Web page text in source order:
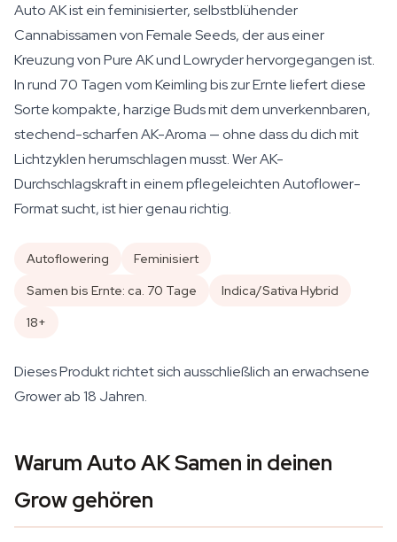
Auto AK ist ein feminisierter, selbstblühender
Cannabissamen von Female Seeds, der aus einer
Kreuzung von Pure AK und Lowryder hervorgegangen ist.
In rund 70 Tagen vom Keimling bis zur Ernte liefert diese
Sorte kompakte, harzige Buds mit dem unverkennbaren,
stechend-scharfen AK-Aroma — ohne dass du dich mit
Lichtzyklen herumschlagen musst. Wer AK-
Durchschlagskraft in einem pflegeleichten Autoflower-
Format sucht, ist hier genau richtig.
Autoflowering
Feminisiert
Samen bis Ernte: ca. 70 Tage
Indica/Sativa Hybrid
18+
Dieses Produkt richtet sich ausschließlich an erwachsene
Grower ab 18 Jahren.
Warum Auto AK Samen in deinen
Grow gehören